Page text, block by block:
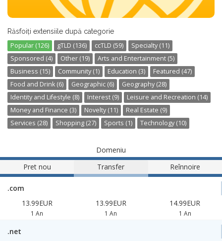
Răsfoiți extensiile după categorie
Popular (126) gTLD (136) ccTLD (59)
Specialty (11)
Sponsored (4)
Other (19)
Arts and Entertainment (5)
Business (15)
Community (1) Education (3)
Featured (47)
Food and Drink (6)
Geographic (6)
Geography (28)
Identity and Lifestyle (8)
Interest (9)
Leisure and Recreation (14)
Money and Finance (3)
Novelty (11)
Real Estate (9)
Services (28)
Shopping (27) Sports (1) Technology (10)
Domeniu
Pret nou
Transfer Reînnoire
.com
13.99EUR
1 An
13.99EUR
1 An
14.99EUR
1 An
.net